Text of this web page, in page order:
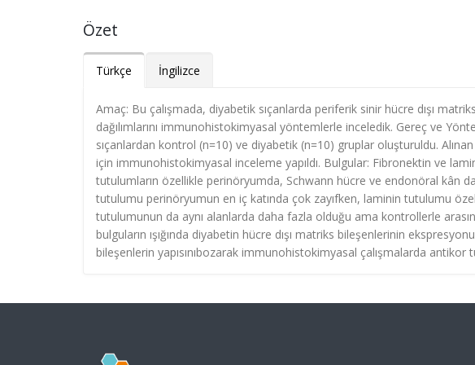
Özet
Türkçe İngilizce
Amaç: Bu çalışmada, diyabetik sıçanlarda periferik sinir hücre dışı
dağılımlarını immunohistokimyasal yöntemlerle inceledik. Gereç ve
sıçanlardan kontrol (n=10) ve diyabetik (n=10) gruplar oluşturuldu.
için immunohistokimyasal inceleme yapıldı. Bulgular: Fibronektin ve
tutulumların özellikle perinöryumda, Schwann hücre ve endonöral kân
tutulumu perinöryumun en iç katında çok zayıfken, laminin tutulumu
tutulumunun da aynı alanlarda daha fazla olduğu ama kontrollerle
bulguların ışığında diyabetin hücre dışı matriks bileşenlerinin
bileşenlerin yapısınıbozarak immunohistokimyasal çalışmalarda